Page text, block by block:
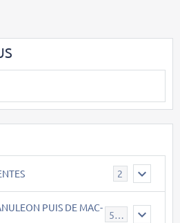
2
PUIS DE MAC-
543